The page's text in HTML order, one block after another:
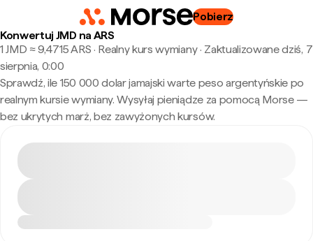
Pobierz
Konwertuj JMD na ARS
1 JMD ≈ 9,4715 ARS · Realny kurs wymiany· Zaktualizowane dziś, 7
sierpnia, 0:00
Sprawdź, ile 150 000 dolar jamajski warte peso argentyńskie po
realnym kursie wymiany. Wysyłaj pieniądze za pomocą Morse —
bez ukrytych marż, bez zawyżonych kursów.